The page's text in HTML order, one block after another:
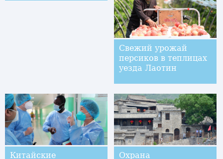
Свежий урожай
персиков в теплицах
уезда Лаотин
Китайские
Охрана